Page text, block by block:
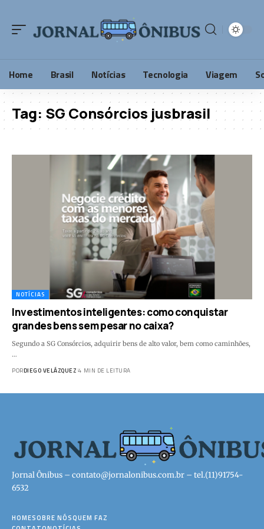
Home Brasil Notícias Tecnologia Viagem
Tag: SG Consórcios jusbrasil
NOTÍCIAS
Investimentos inteligentes: como conquistar
grandes bens sem pesar no caixa?
Segundo a SG Consórcios, adquirir bens de alto valor, bem como caminhões,
…
PORDIEGO VELÁZQUEZ 4 MIN DE LEITURA
Jornal Ônibus – contato@jornalonibus.com.br – tel.(11)91754-
6532
HOMESOBRE NÓSQUEM FAZ